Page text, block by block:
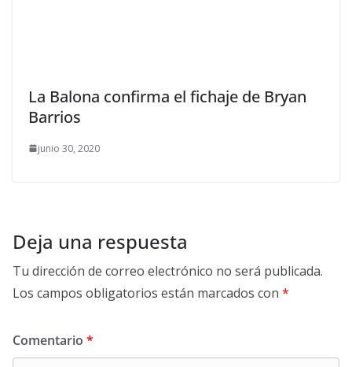
La Balona confirma el fichaje de Bryan
Barrios
junio 30, 2020
Deja una respuesta
Tu dirección de correo electrónico no será publicada.
Los campos obligatorios están marcados con *
Comentario *